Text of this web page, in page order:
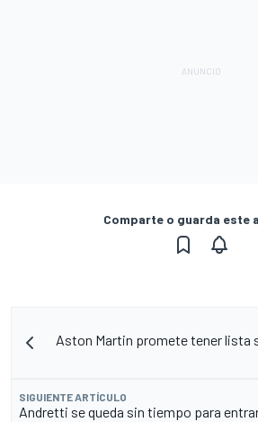
Comparte o guarda este
Aston Martin promete tener lista
SIGUIENTE ARTÍCULO
Andretti se queda sin tiempo para entrar